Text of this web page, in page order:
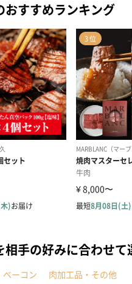
すすめランキング
手の好みに合わせて
ベーコン 肉加工品・その他